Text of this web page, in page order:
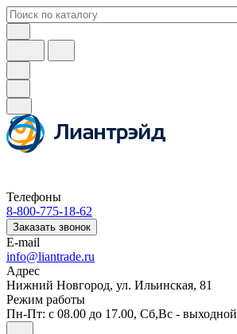
Телефоны
8-800-775-18-62
Заказать звонок
E-mail
info@liantrade.ru
Адрес
Нижний Новгород, ул. Ильинская, 81
Режим работы
Пн-Пт: c 08.00 до 17.00, Cб,Вс - выходной